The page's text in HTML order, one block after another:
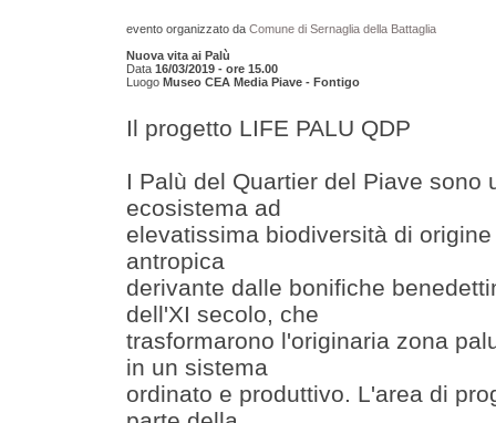
evento organizzato da Comune di Sernaglia della Battaglia
Nuova vita ai Palù
Data 16/03/2019 - ore 15.00
Luogo Museo CEA Media Piave - Fontigo
Il progetto LIFE PALU QDP
I Palù del Quartier del Piave sono
ecosistema ad
elevatissima biodiversità di origine
antropica
derivante dalle bonifiche
dell'XI secolo, che
trasformarono l'originaria zona
in un sistema
ordinato e produttivo. L'area di